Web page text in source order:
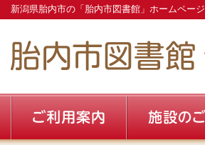
新潟県胎内市の「胎内市図書館」ホームページ